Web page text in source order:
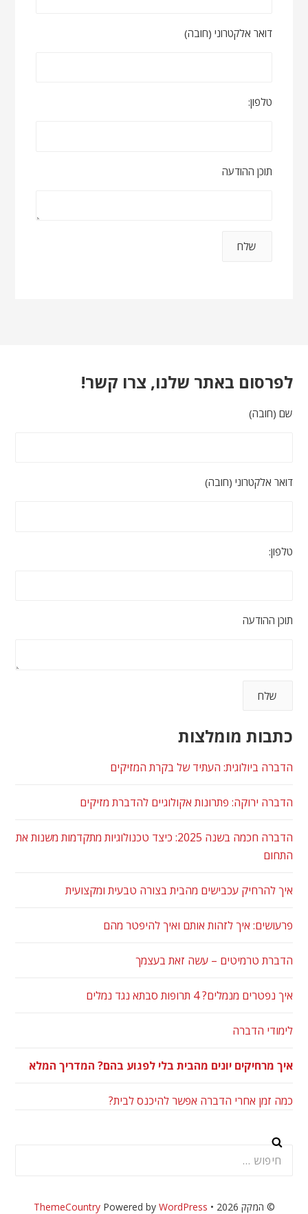
דואר אלקטרוני (חובה)
טלפון:
תוכן ההודעה
לפרסום באתר שלנו, צרו קשר!
שם (חובה)
דואר אלקטרוני (חובה)
טלפון:
תוכן ההודעה
כתבות מומלצות
הדברה ביולוגית: העתיד של בקרת המזיקים
הדברה ירוקה: פתרונות אקולוגיים להדברת מזיקים
הדברה חכמה בשנה 2025: כיצד טכנולוגיות מתקדמות משנות את
התחום
איך להרחיק עכבישים מהבית בצורה טבעית ומקצועית
פרעושים: איך לזהות אותם ואיך להיפטר מהם
הדברת טרמיטים – עשה זאת בעצמך
איך נפטרים מנמלים? 4 תרופות סבתא נגד נמלים
לימודי הדברה
איך מרחיקים יונים מהבית בלי לפגוע בהם? המדריך המלא
כמה זמן אחרי הדברה אפשר להיכנס לבית?
חיפוש:
© המקק 2026 • ThemeCountryPowered by WordPress